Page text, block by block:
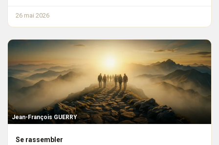
26 mai 2026
Jean-François GUERRY
Se rassembler